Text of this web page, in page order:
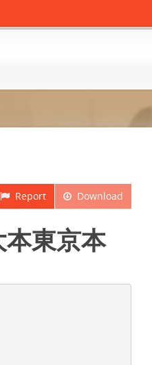
Download
Report
東京本